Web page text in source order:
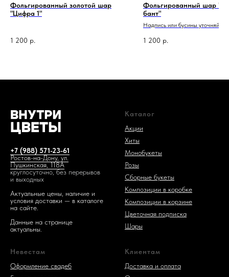
Фольгированный золотой шар
"Цифра 1"
1 200 р.
Фольгированный шар
бант"
Надпись или бусины уточняйте у
плату
1 200 р.
+7 (988) 571-23-61
Ростов-на-Дону, ул.
Пушкинская, 118А
круглосуточно, без перерывов
и выходных
Актуальные цены, наличие и
условия доставки — в каталоге
на сайте.
Данные на странице
актуальны.
Каталог
Акции
Хиты
Монобукеты
Розы
Сборные букеты
Композиции в коробке
Композиции в корзине
Цветочная подписка
Шары
Невестам
Оформление свадеб
Клиентам
Доставка и оплата
1 код —